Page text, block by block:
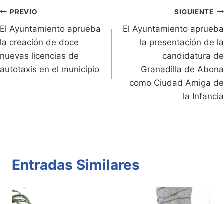
dl
y
k
p
o
Navegación
de
entradas
PREVIO
El Ayuntamiento aprueba
la creación de doce
nuevas licencias de
autotaxis en el municipio
SIGUIENTE
El Ayuntamiento aprueba
la presentación de la
candidatura de
Granadilla de Abona
como Ciudad Amiga de
la Infancia
Entradas Similares